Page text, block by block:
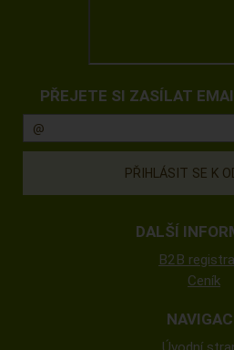
PŘEJETE SI ZASÍLAT
DALŠÍ
B2B
Ceník